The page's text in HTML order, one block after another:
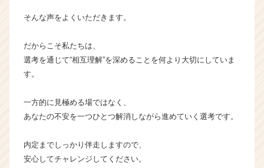
そんな声をよくいただきます。
だからこそ私たちは、
選考を通じて“相互理解”を深めることを何より大切にしていま
す。
一方的に見極める場ではなく、
あなたの不安を一つひとつ解消しながら進めていく選考です。
内定までしっかり伴走しますので、
安心してチャレンジしてください。